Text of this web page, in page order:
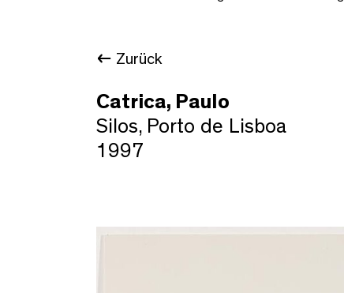
Zurück
Catrica, Paulo
Silos, Porto de Lisboa
1997